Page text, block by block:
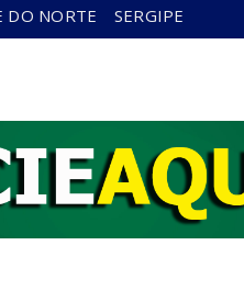
DO NORTE SERGIPE